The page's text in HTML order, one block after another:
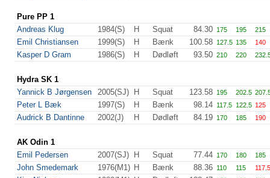
Pure PP 1
Andreas Klug
1984(S) H Squat 84.30 175 195 215
Emil Christiansen 1999(S) H Bænk 100.58 127.5 135 140
Kasper D Gram 1986(S) H Dødløft 93.50 210 220
Hydra SK 1
Yannick B Jørgensen
2005(SJ) H Squat 123.58 195 202.5
Peter L Bæk 1997(S) H Bænk 98.14 117.5 122.5 125
Audrick B Dantinne 2002(J) H Dødløft 84.19 170 185 190
AK Odin 1
Emil Pedersen
2007(SJ) H Squat 77.44 170 180 185
John Smedemark 1976(M1) H Bænk 88.36 110 115 117.5